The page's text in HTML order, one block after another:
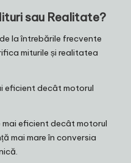
sau Realitate?
la întrebările frecvente
miturile și realitatea
eficient decât motorul
mai eficient decât motorul
mai mare în conversia